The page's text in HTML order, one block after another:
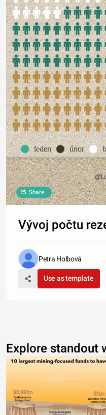
leden únor
Share
Vývoj počtu
Petra Holbová
Use as template
Explore standout